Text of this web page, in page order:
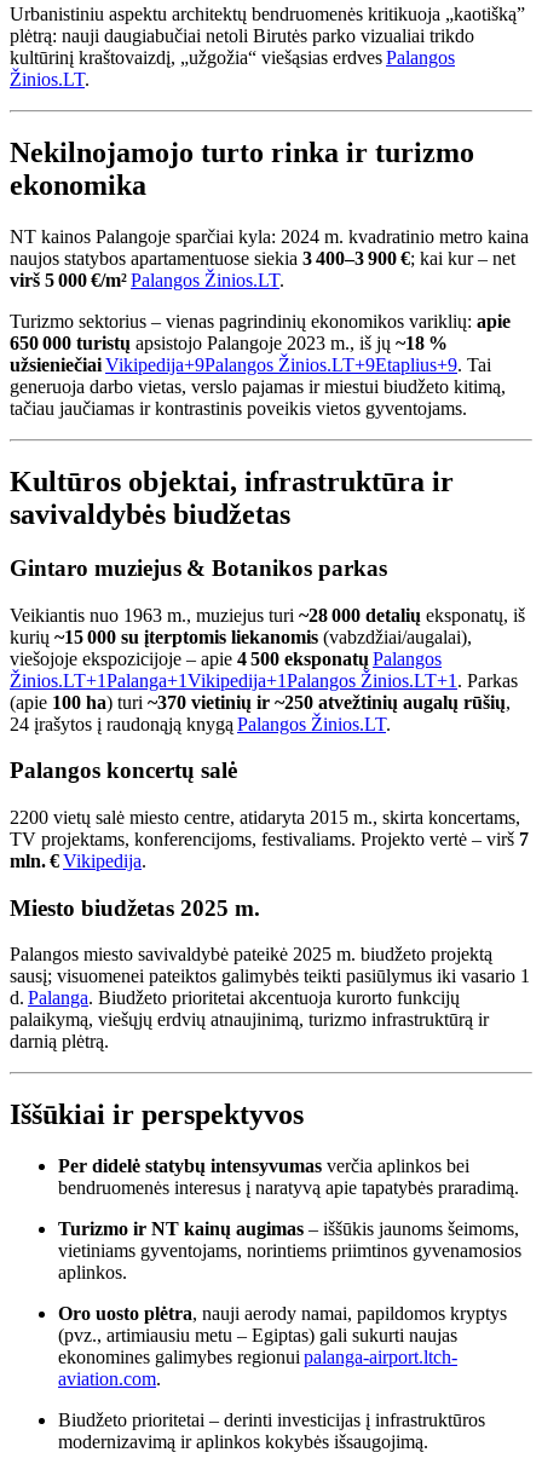
Urbanistiniu aspektu architektų bendruomenės kritikuoja „kaotišką”
plėtrą: nauji daugiabučiai netoli Birutės parko vizualiai trikdo
kultūrinį kraštovaizdį, „užgožia“ viešąsias erdvesPalangos
Žinios.LT.
Nekilnojamojo turto rinka ir turizmo
ekonomika
NT kainos Palangoje sparčiai kyla: 2024 m. kvadratinio metro kaina
naujos statybos apartamentuose siekia 3 400–3 900 €; kai kur – net
virš 5 000 €/m²Palangos Žinios.LT.
Turizmo sektorius – vienas pagrindinių ekonomikos variklių: apie
650 000 turistų apsistojo Palangoje 2023 m., iš jų ~18 %
užsieniečiaiVikipedija+9Palangos Žinios.LT+9Etaplius+9. Tai
generuoja darbo vietas, verslo pajamas ir miestui biudžeto kitimą,
tačiau jaučiamas ir kontrastinis poveikis vietos gyventojams.
Kultūros objektai, infrastruktūra ir
savivaldybės biudžetas
Gintaro muziejus & Botanikos parkas
Veikiantis nuo 1963 m., muziejus turi ~28 000 detalių eksponatų, iš
kurių ~15 000 su įterptomis liekanomis (vabzdžiai/augalai),
viešojoje ekspozicijoje – apie 4 500 eksponatų Palangos
Žinios.LT+1Palanga+1Vikipedija+1Palangos Žinios.LT+1 . Parkas
(apie 100 ha) turi ~370 vietinių ir ~250 atvežtinių augalų rūšių,
24 įrašytos į raudonąją knygą Palangos Žinios.LT.
Palangos koncertų salė
2200 vietų salė miesto centre, atidaryta 2015 m., skirta koncertams,
TV projektams, konferencijoms, festivaliams. Projekto vertė – virš 7
mln. €Vikipedija.
Miesto biudžetas 2025 m.
Palangos miesto savivaldybė pateikė 2025 m. biudžeto projektą
sausį; visuomenei pateiktos galimybės teikti pasiūlymus iki vasario 1
d. Palanga. Biudžeto prioritetai akcentuoja kurorto funkcijų
palaikymą, viešųjų erdvių atnaujinimą, turizmo infrastruktūrą ir
darnią plėtrą.
Iššūkiai ir perspektyvos
Per didelė statybų intensyvumas verčia aplinkos bei
bendruomenės interesus į naratyvą apie tapatybės praradimą.
Turizmo ir NT kainų augimas – iššūkis jaunoms šeimoms,
vietiniams gyventojams, norintiems priimtinos gyvenamosios
aplinkos.
Oro uosto plėtra, nauji aerody namai, papildomos kryptys
(pvz., artimiausiu metu – Egiptas) gali sukurti naujas
ekonomines galimybes regionui palanga-airport.ltch-
aviation.com.
Biudžeto prioritetai – derinti investicijas į infrastruktūros
modernizavimą ir aplinkos kokybės išsaugojimą.